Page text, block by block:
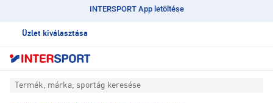
INTERSPORT App letöltése
Üzlet kiválasztása
Termék, márka, sportág keresése